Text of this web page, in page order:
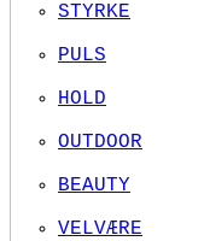
STYRKE
PULS
HOLD
OUTDOOR
BEAUTY
VELVÆRE